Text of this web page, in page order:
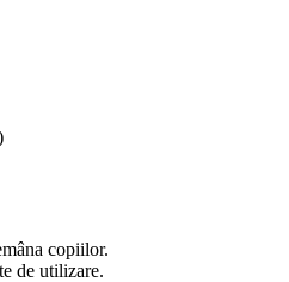
copiilor.
de utilizare.